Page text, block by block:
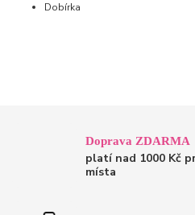
Dobírka
Doprava ZDARMA
platí nad 1000 Kč
místa